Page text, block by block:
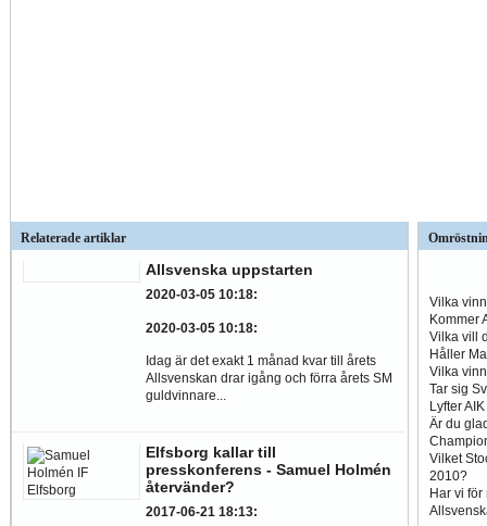
Relaterade artiklar
Allsvenska uppstarten
2020-03-05 10:18:
2020-03-05 10:18:
Idag är det exakt 1 månad kvar till årets
Allsvenskan drar igång och förra årets SM
guldvinnare...
Elfsborg kallar till
presskonferens - Samuel Holmén
återvänder?
2017-06-21 18:13:
Vilka
Kommer
Vilka vill
Håller
Vilka
Tar sig
Lyfter
Är du
Vilket
2010?
Har vi